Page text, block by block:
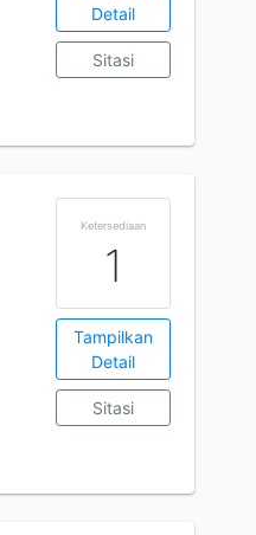
Detail
Sitasi
Ketersediaan
1
Tampilkan
Detail
Sitasi